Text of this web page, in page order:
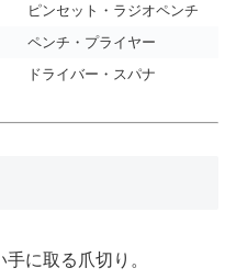
ピンセット・ラジオペンチ
ペンチ・プライヤー
ドライバー・スパナ
に取る爪切り。